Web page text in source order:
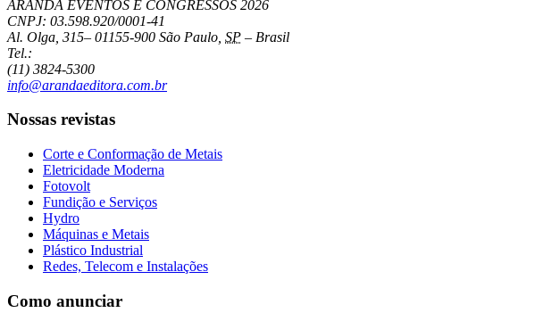
ARANDA EVENTOS E CONGRESSOS 2026
CNPJ: 03.598.920/0001-41
Al. Olga, 315– 01155-900 São Paulo SP – Brasil
Tel.:
(11) 3824-5300
info@arandaeditora.com.br
Nossas revistas
Corte e Conformação de Metais
Eletricidade Moderna
Fotovolt
Fundição e Serviços
Hydro
Máquinas e Metais
Plástico Industrial
Redes, Telecom e Instalações
Como anunciar